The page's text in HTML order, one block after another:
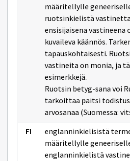
määritellylle
ruotsinkielistä
ensisijaisena vastineena
kuvaileva käännös.
tapauskohtaisesti.
vastineita on monia, ja
esimerkkejä.
Ruotsin betyg-sana voi
tarkoittaa paitsi
arvosanaa (Suomessa:
englanninkielisistä
määritellylle
englanninkielistä